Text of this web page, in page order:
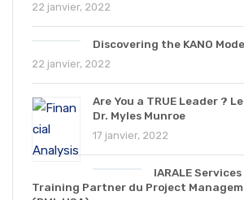
22 janvier, 2022
Discovering the KANO
22 janvier, 2022
Are You a TRUE Leader ?
Dr. Myles Munroe
17 janvier, 2022
IARALE
Training Partner du Project